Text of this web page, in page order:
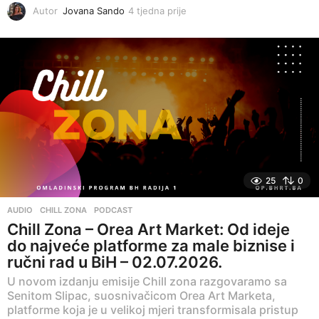
Autor Jovana Sando 4 tjedna prije
j
d
n
r
e
25 0
AUDIO ,CHILL ZONA ,PODCAST
Chill Zona – Orea Art Market: Od ideje
do najveće platforme za male biznise i
ručni rad u BiH – 02.07.2026.
U novom izdanju emisije Chill zona razgovaramo sa
Senitom Slipac, suosnivačicom Orea Art Marketa,
platforme koja je u velikoj mjeri transformisala pristup